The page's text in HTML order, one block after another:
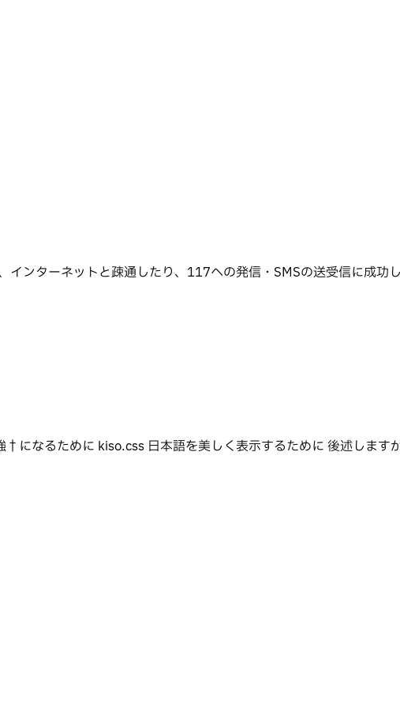
ターネットと疎通したり、117への発信・SMSの送受信に成功
なるために kiso.css 日本語を美しく表示するために 後述しま